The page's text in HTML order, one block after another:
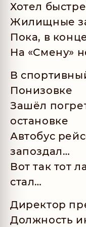
Хотел
Жилищные
Пока, в
На «Смену»
В
Понизовке
Зашёл
остановке
Автобус
запоздал…
Вот так тот
стал…
Директор
Должность